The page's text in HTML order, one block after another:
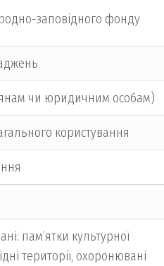
заповідного фонду
чи юридичним особам)
користування
пам’ятки культурної
території, охоронювані